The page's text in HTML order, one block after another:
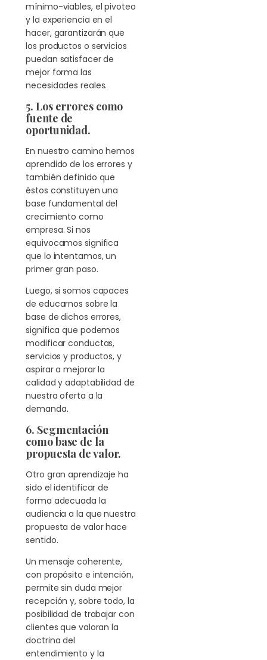
mínimo-viables, el pivoteo
y la experiencia en el
hacer, garantizarán que
los productos o servicios
puedan satisfacer de
mejor forma las
necesidades reales.
5. Los errores como
fuente de
oportunidad.
En nuestro camino hemos
aprendido de los errores y
también definido que
éstos constituyen una
base fundamental del
crecimiento como
empresa. Si nos
equivocamos significa
que lo intentamos, un
primer gran paso.
Luego, si somos capaces
de educarnos sobre la
base de dichos errores,
significa que podemos
modificar conductas,
servicios y productos, y
aspirar a mejorar la
calidad y adaptabilidad de
nuestra oferta a la
demanda.
6. Segmentación
como base de la
propuesta de valor.
Otro gran aprendizaje ha
sido el identificar de
forma adecuada la
audiencia a la que nuestra
propuesta de valor hace
sentido.
Un mensaje coherente,
con propósito e intención,
permite sin duda mejor
recepción y, sobre todo, la
posibilidad de trabajar con
clientes que valoran la
doctrina del
entendimiento y la